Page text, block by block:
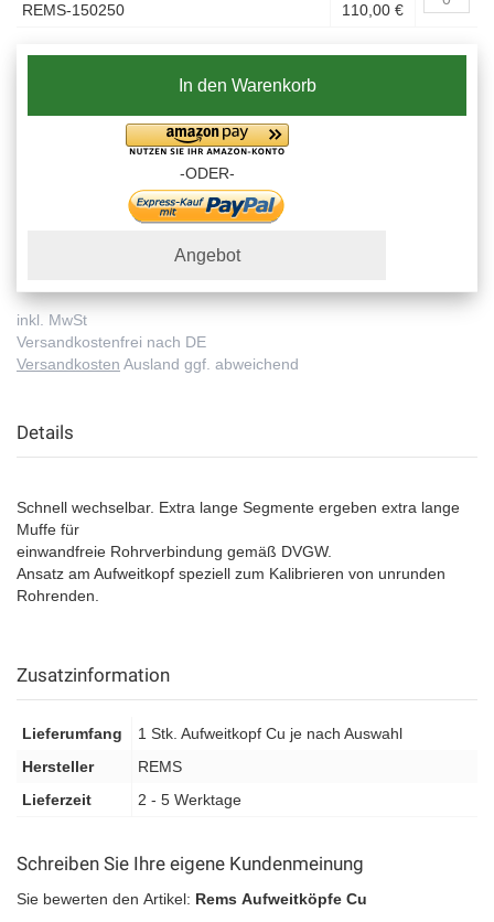
REMS-150250
110,00 €
In den Warenkorb
-ODER-
Angebot
inkl. MwSt
Versandkostenfrei nach DE
Versandkosten Ausland ggf. abweichend
Details
Schnell wechselbar. Extra lange Segmente ergeben extra lange
Muffe für
einwandfreie Rohrverbindung gemäß DVGW.
Ansatz am Aufweitkopf speziell zum Kalibrieren von unrunden
Rohrenden.
Zusatzinformation
Lieferumfang
1 Stk. Aufweitkopf Cu je nach Auswahl
Hersteller
REMS
Lieferzeit
2 - 5 Werktage
Schreiben Sie Ihre eigene Kundenmeinung
Sie bewerten den Artikel: Rems Aufweitköpfe Cu